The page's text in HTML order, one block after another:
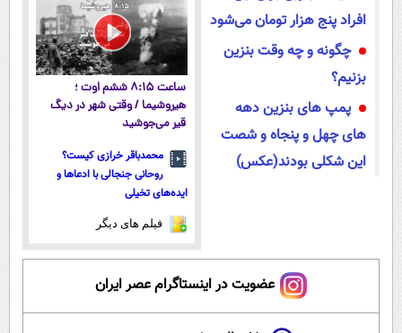
افراد پنج هزار تومان می‌شود
چگونه و چه وقت بنزین
بزنیم؟
پمپ های بنزین دهه
های چهل و پنجاه و شصت
این شکلی بودند(عکس)
ساعت ۸:۱۵ ششم اوت ؛
هیروشیما / وقتی شهر در دیگ
قیر می‌جوشید
محمدباقر خرازی کیست؟
روحانی جنجالی با ادعاها و
ایده‌های تخیلی
فیلم های دیگر
عضویت در اینستاگرام عصر ایران